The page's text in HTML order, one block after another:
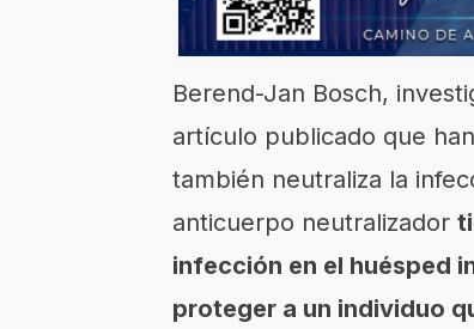
Berend-Jan Bosch,
artículo publicado que
también neutraliza la
anticuerpo neutralizador
infección en el huésped
proteger a un individuo